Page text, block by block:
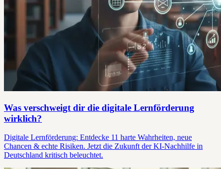
Was verschweigt dir die digitale Lernförderung
wirklich?
Digitale Lernförderung: Entdecke 11 harte Wahrheiten, neue
Chancen & echte Risiken. Jetzt die Zukunft der KI-Nachhilfe in
Deutschland kritisch beleuchtet.